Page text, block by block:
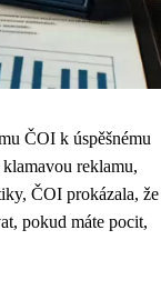
ČOI k úspěšnému
reklamu,
ČOI prokázala, že
pokud máte pocit,